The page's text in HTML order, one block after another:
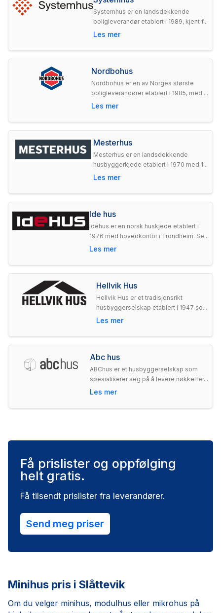
Systemhus er en landsdekkende
boligleverandør etablert i 1989, kjent f...
Les mer
Nordbohus
Nordbohus er en av Norges største
boligleverandører etablert i 1985, med ...
Les mer
Mesterhus
Mesterhus er en landsdekkende
husbyggerkjede etablert i 1970 med 1...
Les mer
Ide hus
Idéhus er en norsk huskjede etablert i
1976 med hovedkontor i Trondheim. Se...
Les mer
Hellvik Hus
Hellvik Hus er et tradisjonsrikt
husbyggerselskap etablert i 1947 so...
Les mer
Abc hus
ABChus er et husbyggerselskap som
spesialiserer seg på å levere nøkkelfer...
Les mer
Få prislister og oppfølging
helt gratis.
Få tilsendt prislister fra leverandører.
Send meg priser
Minihus pris i Slåttevik
Om du velger minihus, modulhus eller mikrohus på